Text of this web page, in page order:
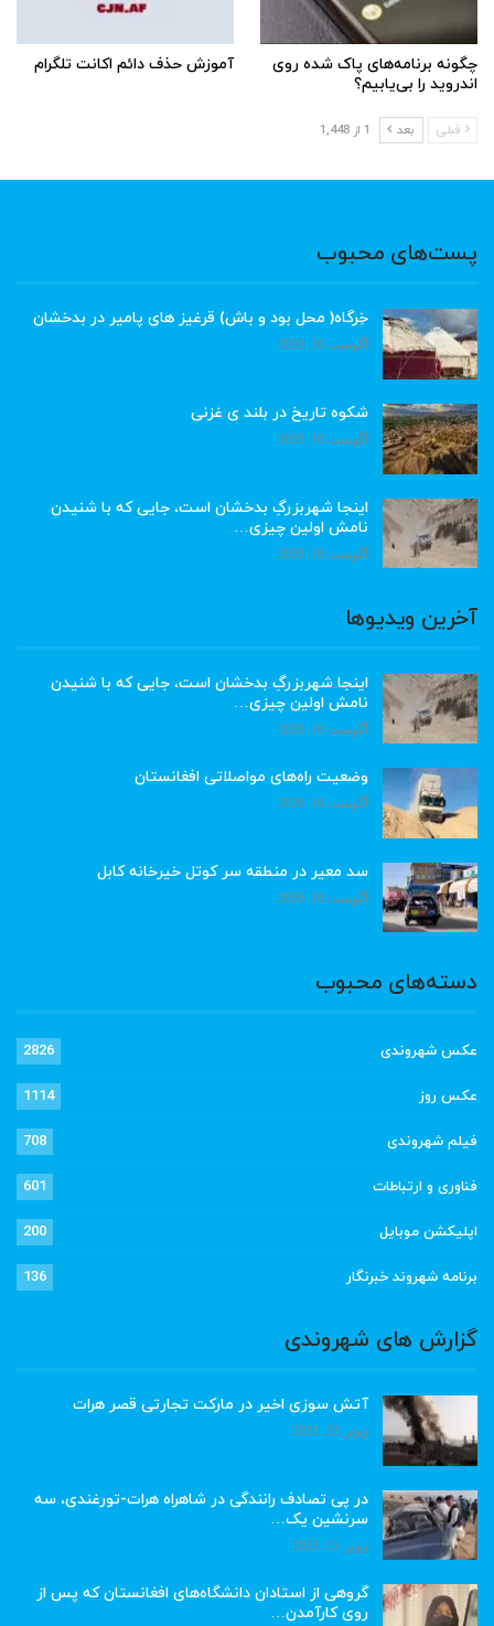
چگونه برنامه‌های پاک شده روی
اندروید را بی‌یابیم؟
آموزش حذف دائم اکانت تلگرام
قبلی بعد 1 از 1,448
پست‌های محبوب
خِرگاه( محل بود و باش) قرغیز های پامیر در بدخشان
آگوست 10, 2026
شکوه تاریخ در بلند ی غزنی
آگوست 10, 2026
اینجا شهربزرگِ بدخشان است، جایی که با شنیدن
نامش اولین چیزی…
آگوست 10, 2026
آخرین ویدیوها
اینجا شهربزرگِ بدخشان است، جایی که با شنیدن
نامش اولین چیزی…
آگوست 10, 2026
وضعیت راه‌های مواصلاتی افغانستان
آگوست 10, 2026
سد معیر در منطقه سر کوتل خیرخانه کابل
آگوست 10, 2026
دسته‌های محبوب
عکس شهروندی 2826
عکس روز 1114
فیلم شهروندی 708
فناوری و ارتباطات 601
اپلیکشن موبایل 200
برنامه شهروند خبرنگار 136
گزارش های شهروندی
آتش سوزی اخیر در مارکت تجارتی قصر هرات
ژوئن 22, 2023
در پی تصادف رانندگی در شاهراه هرات-تورغندی، سه
سرنشین یک…
ژوئن 15, 2023
گروهی از استادان دانشگاه‌های افغانستان که پس از
روی کارآمدن…